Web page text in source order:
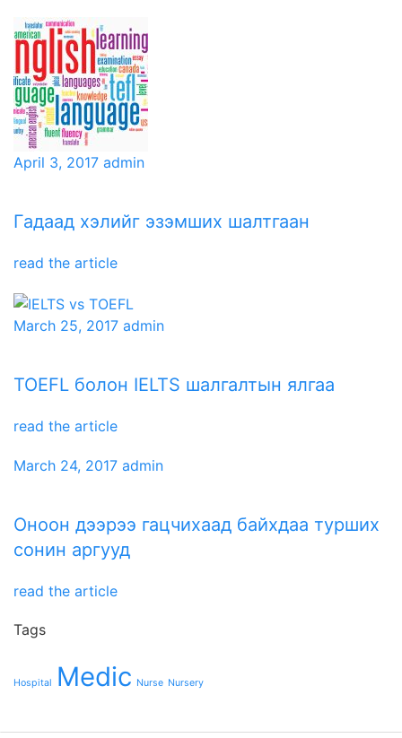
April 3, 2017 admin
Гадаад хэлийг эзэмших шалтгаан
read the article
March 25, 2017 admin
TOEFL болон IELTS шалгалтын ялгаа
read the article
March 24, 2017 admin
Оноон дээрээ гацчихаад байхдаа турших
сонин аргууд
read the article
Tags
Hospital Medic Nurse Nursery